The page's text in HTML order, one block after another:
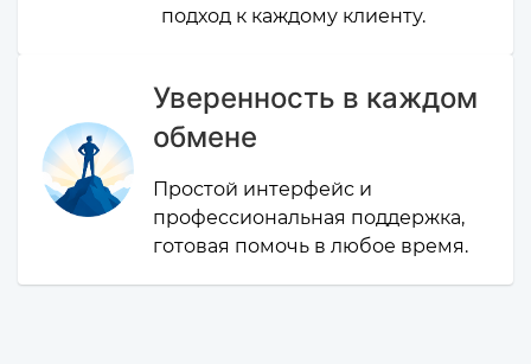
подход к каждому клиенту.
Уверенность в каждом
обмене
Простой интерфейс и
профессиональная поддержка,
готовая помочь в любое время.